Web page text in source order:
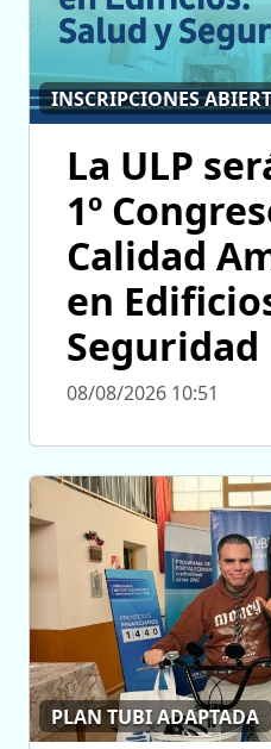
INSCRIPCIONES
La ULP
1º
Calidad
en
Seguridad
08/08/2026 10:51
PLAN TUBI ADAPTADA